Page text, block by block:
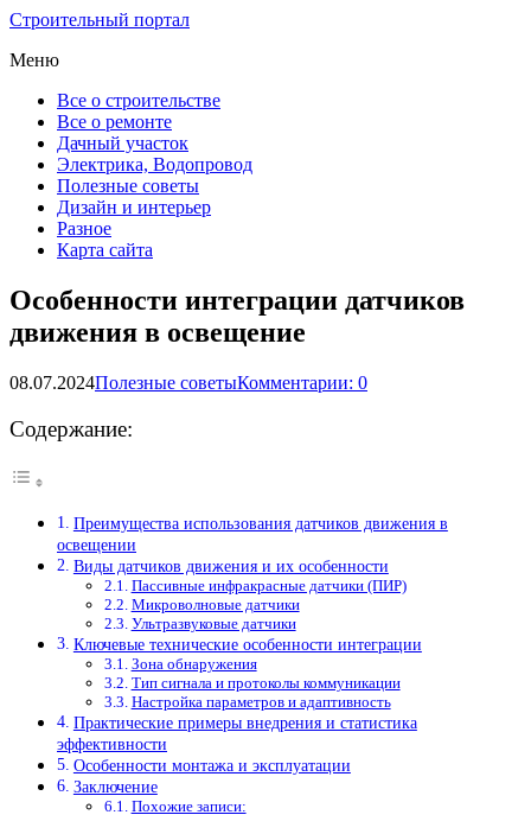
Строительный портал
Меню
Все о строительстве
Все о ремонте
Дачный участок
Электрика, Водопровод
Полезные советы
Дизайн и интерьер
Разное
Карта сайта
Особенности интеграции датчиков
движения в освещение
08.07.2024Полезные советыКомментарии: 0
Содержание:
Преимущества использования датчиков движения в
освещении
Виды датчиков движения и их особенности
Пассивные инфракрасные датчики (ПИР)
Микроволновые датчики
Ультразвуковые датчики
Ключевые технические особенности интеграции
Зона обнаружения
Тип сигнала и протоколы коммуникации
Настройка параметров и адаптивность
Практические примеры внедрения и статистика
эффективности
Особенности монтажа и эксплуатации
Заключение
Похожие записи: